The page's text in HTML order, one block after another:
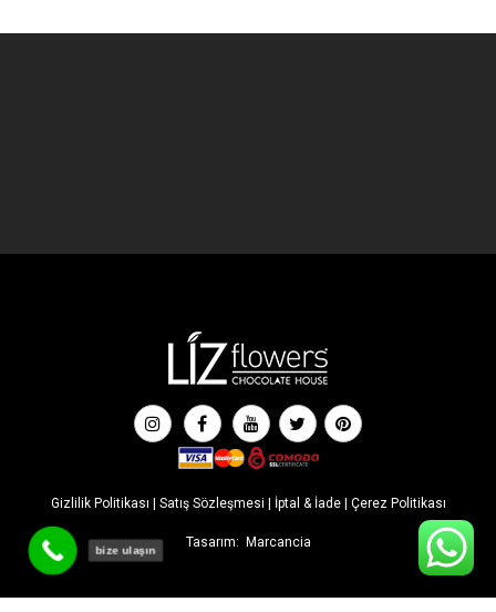
Gizlilik Politikası | Satış Sözleşmesi | İptal & İade| Çerez Politikası
Tasarım: Marcancia
bize ulaşın